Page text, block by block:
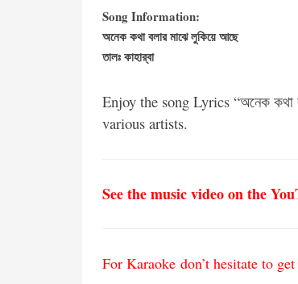
Song Information:
অনেক কথা বলার মাঝে লুকিয়ে আছে
তালঃ কাহার্‌বা
Enjoy the song Lyrics “অনেক
various artists.
See the music video on the
For Karaoke don’t hesitate to